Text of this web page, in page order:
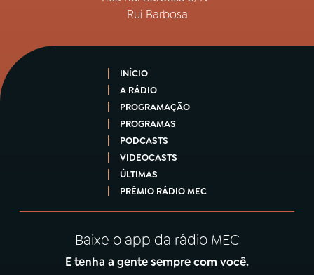
Rui Barbosa
INÍCIO
A RÁDIO
PROGRAMAÇÃO
PROGRAMAS
PODCASTS
VIDEOCASTS
ÚLTIMAS
PRÊMIO RÁDIO MEC
Baixe o app da rádio MEC
E tenha a gente sempre com você.